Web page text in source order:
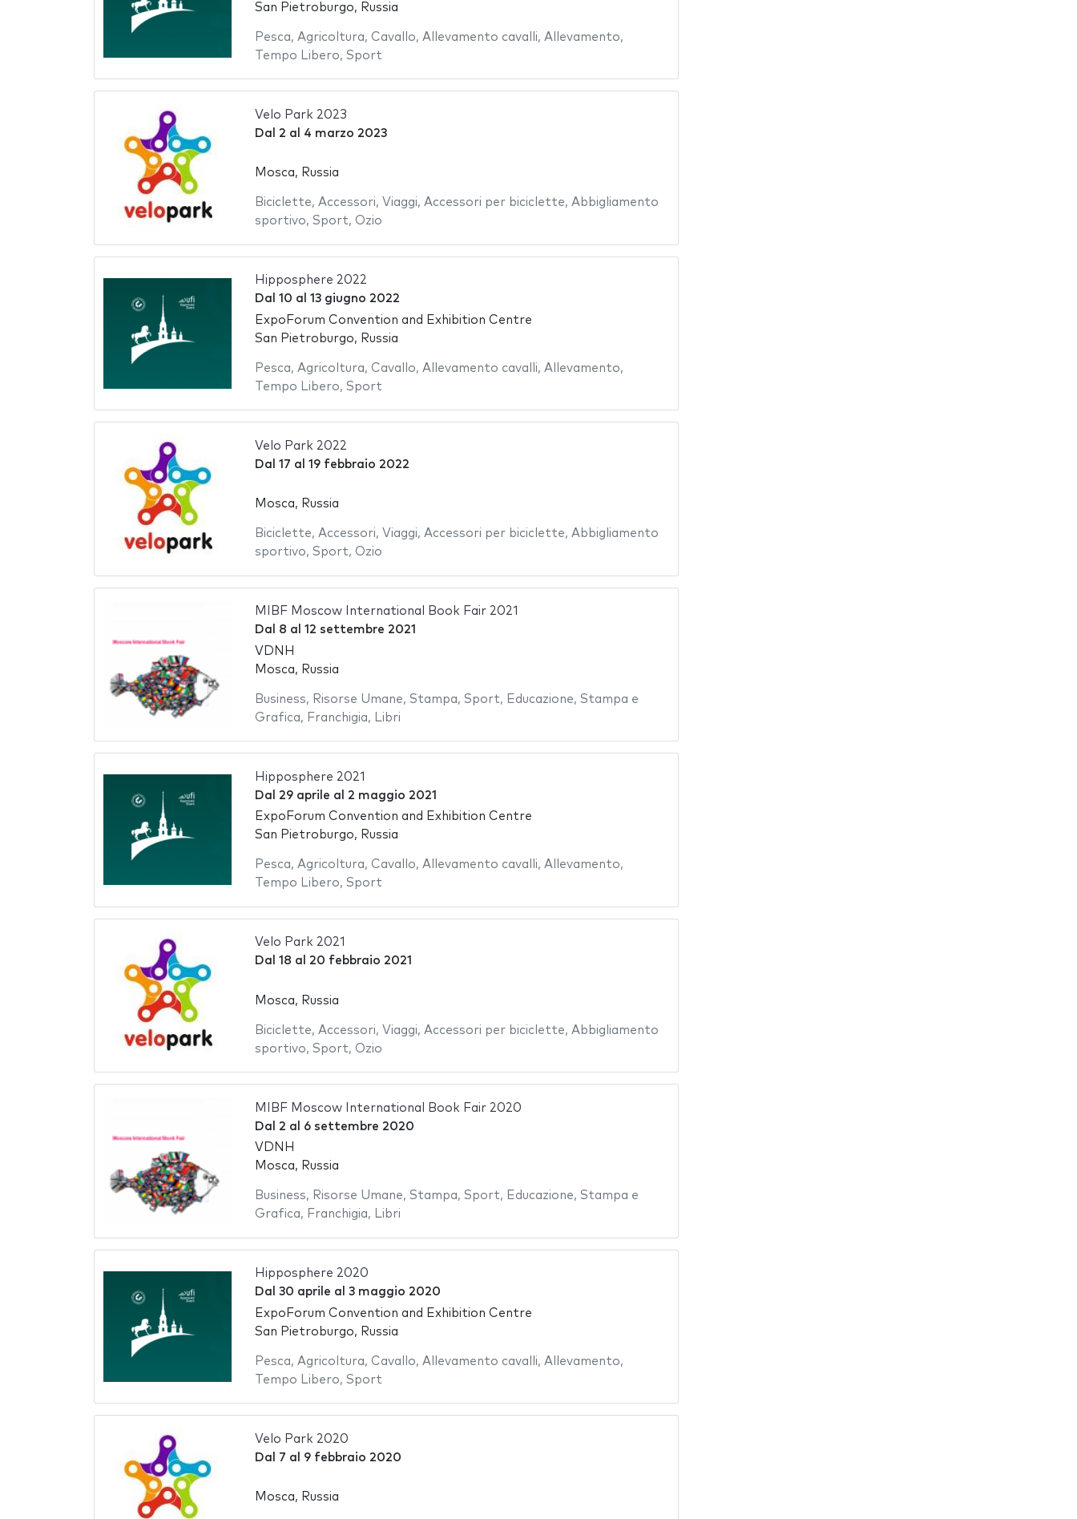
San Pietroburgo, Russia
Pesca, Agricoltura, Cavallo, Allevamento cavalli, Allevamento,
Tempo Libero, Sport
Velo Park 2023
Dal 2 al 4 marzo 2023
Mosca, Russia
Biciclette, Accessori, Viaggi, Accessori per biciclette, Abbigliamento
sportivo, Sport, Ozio
Hipposphere 2022
Dal 10 al 13 giugno 2022
ExpoForum Convention and Exhibition Centre
San Pietroburgo, Russia
Pesca, Agricoltura, Cavallo, Allevamento cavalli, Allevamento,
Tempo Libero, Sport
Velo Park 2022
Dal 17 al 19 febbraio 2022
Mosca, Russia
Biciclette, Accessori, Viaggi, Accessori per biciclette, Abbigliamento
sportivo, Sport, Ozio
MIBF Moscow International Book Fair 2021
Dal 8 al 12 settembre 2021
VDNH
Mosca, Russia
Business, Risorse Umane, Stampa, Sport, Educazione, Stampa e
Grafica, Franchigia, Libri
Hipposphere 2021
Dal 29 aprile al 2 maggio 2021
ExpoForum Convention and Exhibition Centre
San Pietroburgo, Russia
Pesca, Agricoltura, Cavallo, Allevamento cavalli, Allevamento,
Tempo Libero, Sport
Velo Park 2021
Dal 18 al 20 febbraio 2021
Mosca, Russia
Biciclette, Accessori, Viaggi, Accessori per biciclette, Abbigliamento
sportivo, Sport, Ozio
MIBF Moscow International Book Fair 2020
Dal 2 al 6 settembre 2020
VDNH
Mosca, Russia
Business, Risorse Umane, Stampa, Sport, Educazione, Stampa e
Grafica, Franchigia, Libri
Hipposphere 2020
Dal 30 aprile al 3 maggio 2020
ExpoForum Convention and Exhibition Centre
San Pietroburgo, Russia
Pesca, Agricoltura, Cavallo, Allevamento cavalli, Allevamento,
Tempo Libero, Sport
Velo Park 2020
Dal 7 al 9 febbraio 2020
Mosca, Russia